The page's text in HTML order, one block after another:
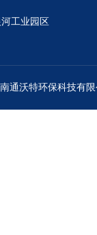
工业园区
通沃特环保科技有